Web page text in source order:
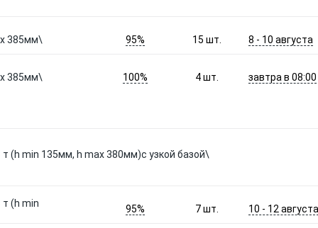
385мм\ 95% 15шт. 8 - 10 августа
385мм\ 100% 4шт. завтра в 08:00
(h min 135мм, h max 380мм)с узкой базой\
(h min 95% 7шт. 10 - 12